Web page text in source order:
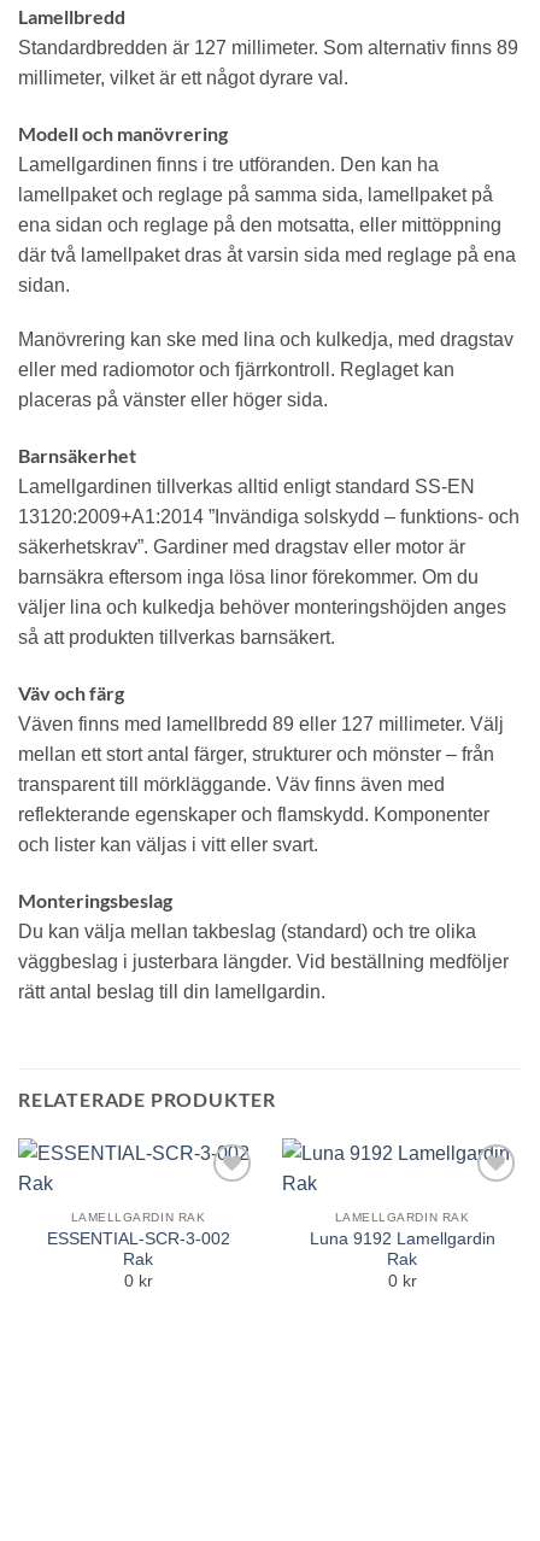
Lamellbredd
Standardbredden är 127 millimeter. Som alternativ finns 89
millimeter, vilket är ett något dyrare val.
Modell och manövrering
Lamellgardinen finns i tre utföranden. Den kan ha
lamellpaket och reglage på samma sida, lamellpaket på
ena sidan och reglage på den motsatta, eller mittöppning
där två lamellpaket dras åt varsin sida med reglage på ena
sidan.
Manövrering kan ske med lina och kulkedja, med dragstav
eller med radiomotor och fjärrkontroll. Reglaget kan
placeras på vänster eller höger sida.
Barnsäkerhet
Lamellgardinen tillverkas alltid enligt standard SS-EN
13120:2009+A1:2014 ”Invändiga solskydd – funktions- och
säkerhetskrav”. Gardiner med dragstav eller motor är
barnsäkra eftersom inga lösa linor förekommer. Om du
väljer lina och kulkedja behöver monteringshöjden anges
så att produkten tillverkas barnsäkert.
Väv och färg
Väven finns med lamellbredd 89 eller 127 millimeter. Välj
mellan ett stort antal färger, strukturer och mönster – från
transparent till mörkläggande. Väv finns även med
reflekterande egenskaper och flamskydd. Komponenter
och lister kan väljas i vitt eller svart.
Monteringsbeslag
Du kan välja mellan takbeslag (standard) och tre olika
väggbeslag i justerbara längder. Vid beställning medföljer
rätt antal beslag till din lamellgardin.
RELATERADE PRODUKTER
Wishlist
LAMELLGARDIN RAK
ESSENTIAL-SCR-3-002
Rak
0 kr
Wishlist
LAMELLGARDIN RAK
Luna 9192 Lamellgardin
Rak
0 kr